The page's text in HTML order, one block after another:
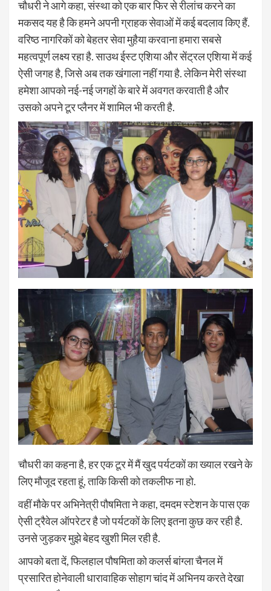
चौधरी ने आगे कहा, संस्था को एक बार फिर से रीलांच करने का
मकसद यह है कि हमने अपनी ग्राहक सेवाओं में कई बदलाव किए हैं.
वरिष्ठ नागरिकों को बेहतर सेवा मुहैया करवाना हमारा सबसे
महत्वपूर्ण लक्ष्य रहा है. साउथ ईस्ट एशिया और सेंट्रल एशिया में कई
ऐसी जगह है, जिसे अब तक खंगाला नहीं गया है. लेकिन मेरी संस्था
हमेशा आपको नई-नई जगहों के बारे में अवगत करवाती है और
उसको अपने टूर प्लैनर में शामिल भी करती है.
चौधरी का कहना है, हर एक टूर में मैं खुद पर्यटकों का ख्याल रखने के
लिए मौजूद रहता हूं, ताकि किसी को तकलीफ ना हो.
वहीं मौके पर अभिनेत्री पौषमिता ने कहा, दमदम स्टेशन के पास एक
ऐसी ट्रैवेल ऑपरेटर है जो पर्यटकों के लिए इतना कुछ कर रही है.
उनसे जुड़कर मुझे बेहद खुशी मिल रही है.
आपको बता दें, फिलहाल पौषमिता को कलर्स बांग्ला चैनल में
प्रसारित होनेवाली धारावाहिक सोहाग चांद में अभिनय करते देखा